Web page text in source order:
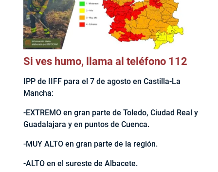
Si ves humo, llama al teléfono 112
IPP de IIFF para el 7 de agosto en Castilla-La
Mancha:
-EXTREMO en gran parte de Toledo, Ciudad Real y
Guadalajara y en puntos de Cuenca.
-MUY ALTO en gran parte de la región.
-ALTO en el sureste de Albacete.